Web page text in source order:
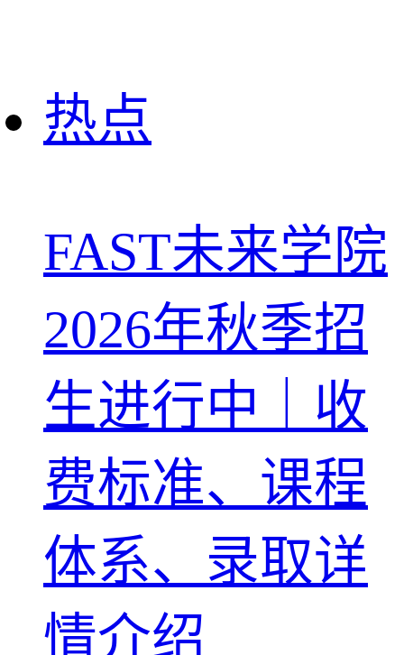
热点
FAST未来学院
2026年秋季招
生进行中｜收
费标准、课程
体系、录取详
情介绍